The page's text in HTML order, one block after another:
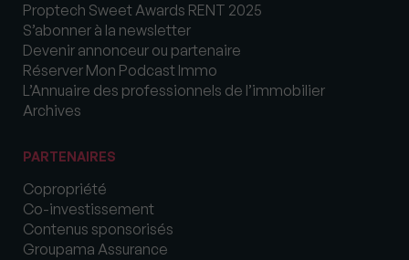
Proptech Sweet Awards RENT 2025
S’abonner à la newsletter
Devenir annonceur ou partenaire
Réserver Mon Podcast Immo
L’Annuaire des professionnels de l’immobilier
Archives
PARTENAIRES
Copropriété
Co-investissement
Contenus sponsorisés
Groupama Assurance